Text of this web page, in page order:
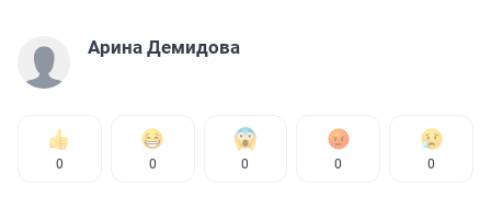
Арина Демидова
0 0 0 0 0